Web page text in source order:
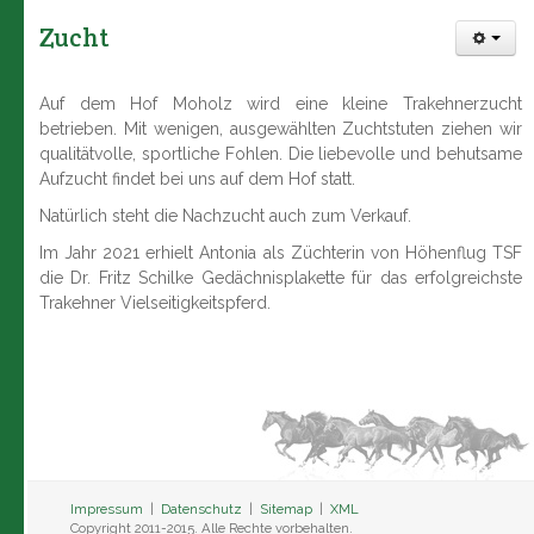
Zucht
Auf dem Hof Moholz wird eine kleine Trakehnerzucht
betrieben. Mit wenigen, ausgewählten Zuchtstuten ziehen wir
qualitätvolle, sportliche Fohlen. Die liebevolle und behutsame
Aufzucht findet bei uns auf dem Hof statt.
Natürlich steht die Nachzucht auch zum Verkauf.
Im Jahr 2021 erhielt Antonia als Züchterin von Höhenflug TSF
die Dr. Fritz Schilke Gedächnisplakette für das erfolgreichste
Trakehner Vielseitigkeitspferd.
Impressum Datenschutz Sitemap |XML
Copyright 2011-2015. Alle Rechte vorbehalten.